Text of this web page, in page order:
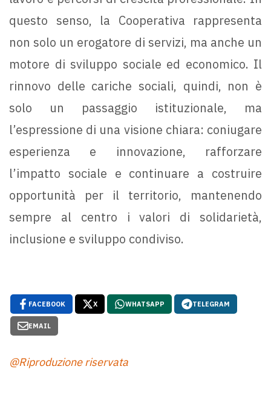
questo senso, la Cooperativa rappresenta
non solo un erogatore di servizi, ma anche un
motore di sviluppo sociale ed economico. Il
rinnovo delle cariche sociali, quindi, non è
solo un passaggio istituzionale, ma
l’espressione di una visione chiara: coniugare
esperienza e innovazione, rafforzare
l’impatto sociale e continuare a costruire
opportunità per il territorio, mantenendo
sempre al centro i valori di solidarietà,
inclusione e sviluppo condiviso.
FACEBOOK X WHATSAPP TELEGRAM
EMAIL
@Riproduzione riservata